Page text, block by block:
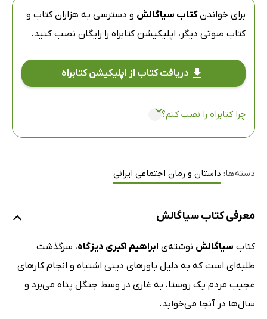
برای خواندنکتاب سیاگالش و دسترسی به هزاران کتاب و
کتاب صوتی دیگر، اپلیکیشن کتابراه را رایگان نصب کنید.
دریافت کتاب از اپلیکیشن کتابراه
چرا کتابراه را نصب کنم؟
دسته‌ها: داستان و رمان اجتماعی ایرانی
معرفی کتاب سیاگالش
کتاب سیاگالش نوشته‌ی ابراهیم اکبری دیزگاه، سرگذشت
طلبه‌ای است که به دلیل باورهای دینی اشتباه و انجام کارهای
عجیب مردم یک روستا، به غاری در وسط جنگل پناه می‌برد و
سال‌ها در آنجا می‌خوابد.